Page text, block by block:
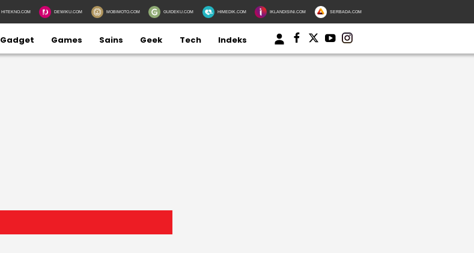
HITEKNO.COM DEWIKU.COM MOBIMOTO.COM GUIDEKU.COM HIMEDIK.COM IKLANDISINI.COM SERBADA.COM
Gadget Games Sains Geek Tech Indeks